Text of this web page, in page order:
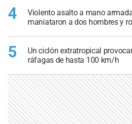
4
Violento asalto a mano
maniataron a dos hombres y
5
Un ciclón extratropical
ráfagas de hasta 100 km/h